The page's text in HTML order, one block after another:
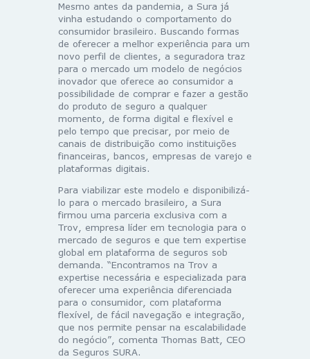
Mesmo antes da pandemia, a Sura já
vinha estudando o comportamento do
consumidor brasileiro. Buscando formas
de oferecer a melhor experiência para um
novo perfil de clientes, a seguradora traz
para o mercado um modelo de negócios
inovador que oferece ao consumidor a
possibilidade de comprar e fazer a gestão
do produto de seguro a qualquer
momento, de forma digital e flexível e
pelo tempo que precisar, por meio de
canais de distribuição como instituições
financeiras, bancos, empresas de varejo e
plataformas digitais.
Para viabilizar este modelo e disponibilizá-
lo para o mercado brasileiro, a Sura
firmou uma parceria exclusiva com a
Trov, empresa líder em tecnologia para o
mercado de seguros e que tem expertise
global em plataforma de seguros sob
demanda. “Encontramos na Trov a
expertise necessária e especializada para
oferecer uma experiência diferenciada
para o consumidor, com plataforma
flexível, de fácil navegação e integração,
que nos permite pensar na escalabilidade
do negócio”, comenta Thomas Batt, CEO
da Seguros SURA.